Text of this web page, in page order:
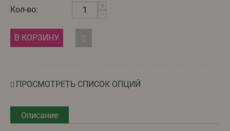
Кол-во:
+
−
В КОРЗИНУ
ПРОСМОТРЕТЬ СПИСОК ОПЦИЙ
Описание